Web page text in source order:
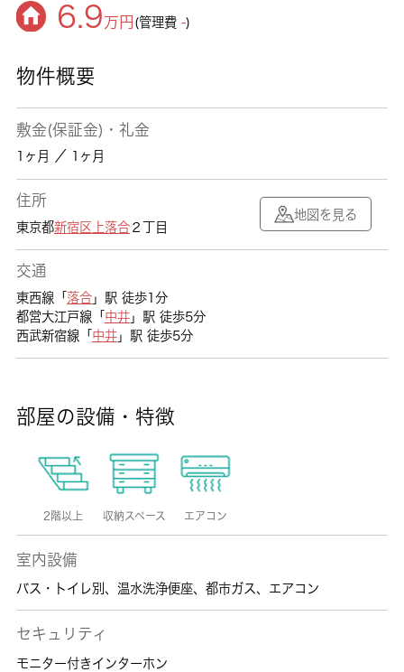
6.9万円 (管理費-)
物件概要
敷金(保証金)・礼金
1ヶ月 ／ 1ヶ月
住所
東京都新宿区 上落合２丁目
地図を見る
交通
東西線「 落合」駅 徒歩1分
都営大江戸線「 中井」駅 徒歩5分
西武新宿線「 中井」駅 徒歩5分
部屋の設備・特徴
2階以上 収納スペース エアコン
室内設備
バス・トイレ別 、 温水洗浄便座、 都市ガス、 エアコン
セキュリティ
モニター付きインターホン